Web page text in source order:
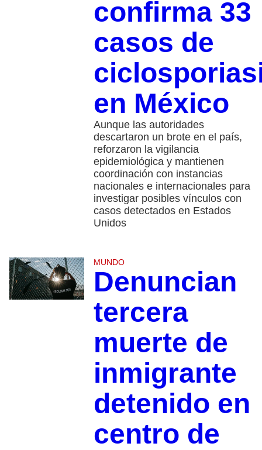
confirma 33
casos de
en México
Aunque las autoridades
descartaron un brote en el país,
reforzaron la vigilancia
epidemiológica y mantienen
coordinación con instancias
nacionales e internacionales para
investigar posibles vínculos con
casos detectados en Estados
Unidos
MUNDO
Denuncian
tercera
muerte de
inmigrante
detenido en
centro de